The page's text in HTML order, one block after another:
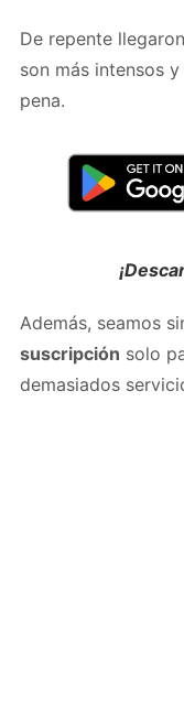
De repente llegaron
son más intensos
pena.
Además, seamos
suscripción solo
demasiados